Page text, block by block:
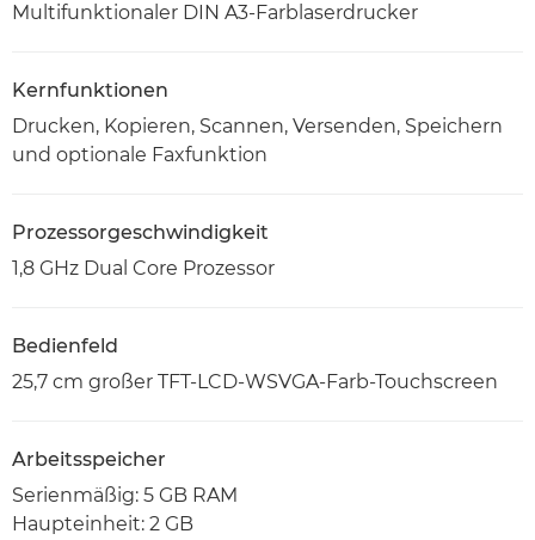
Multifunktionaler DIN A3-Farblaserdrucker
Kernfunktionen
Drucken, Kopieren, Scannen, Versenden, Speichern
und optionale Faxfunktion
Prozessorgeschwindigkeit
1,8 GHz Dual Core Prozessor
Bedienfeld
25,7 cm großer TFT-LCD-WSVGA-Farb-Touchscreen
Arbeitsspeicher
Serienmäßig: 5 GB RAM
Haupteinheit: 2 GB